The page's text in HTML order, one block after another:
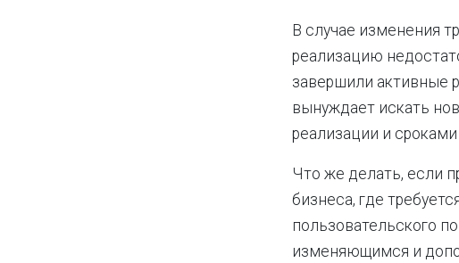
В случае изменения
реализацию
завершили активные
вынуждает искать
реализации и сроками
Что же делать, если
бизнеса, где
пользовательского
изменяющимся и